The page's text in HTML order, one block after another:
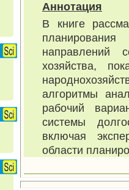
Аннотация
В книге
направлений
хозяйства,
алгоритмы
рабочий
системы
включая
области